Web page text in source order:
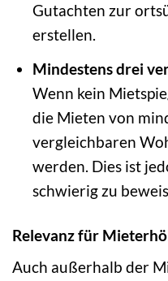
Gutachten zur
erstellen.
Mindestens drei
Wenn kein
die Mieten von
vergleichbaren
werden. Dies ist
schwierig zu
Relevanz für
Auch außerhalb der